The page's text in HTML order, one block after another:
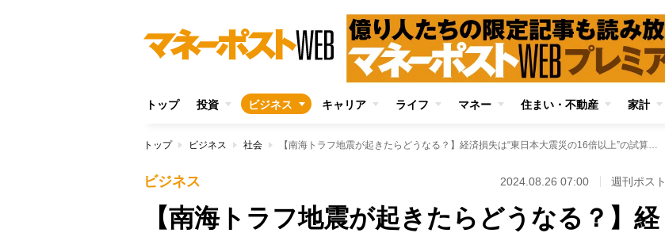
トップ 投資 ビジネス キャリア ライフ マネー 住まい・不動産 家計
トップ ビジネス 社会 【南海トラフ地震が起きたらどうなる？】経済損失は“東日本大震災の16倍以上”の試算 「全国的な食料品不足」「株価もマンションも半値」の予測も
ビジネス 2024.08.26 07:00 週刊ポスト
【南海トラフ地震が起きたらどうなる？】経